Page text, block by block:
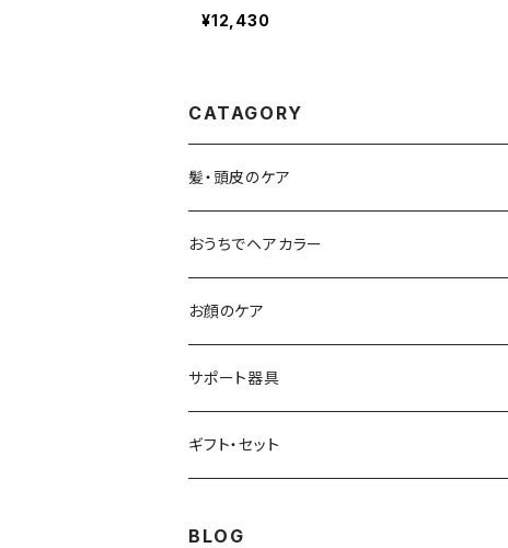
容量】
¥12,430
CATAGORY
髪・頭皮のケア
シャンプー
流すトリートメント
流さないトリートメント
頭皮ケア
おうちでヘアカラー
お顔のケア
サポート器具
ギフト・セット
BLOG